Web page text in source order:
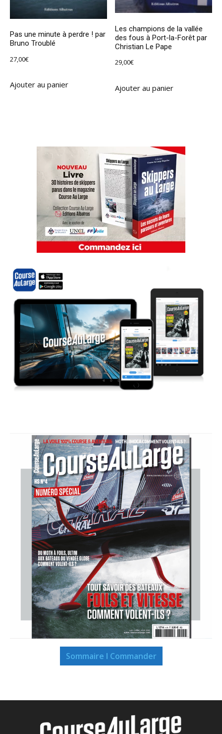
Pas une minute à perdre ! par
Bruno Troublé
27,00€
Ajouter au panier
Les champions de la vallée
des fous à Port-la-Forêt par
Christian Le Pape
29,00€
Ajouter au panier
Sommaire I Commander